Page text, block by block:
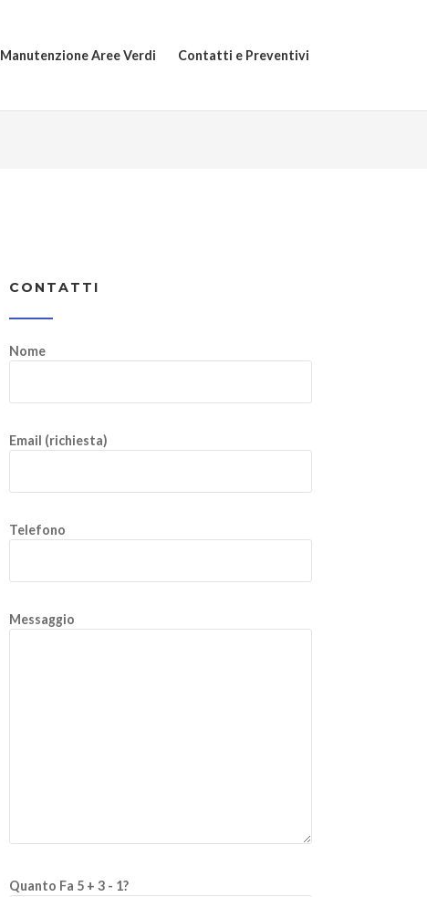
Manutenzione Aree Verdi Contatti e Preventivi
CONTATTI
Nome
Email (richiesta)
Telefono
Messaggio
Quanto Fa 5 + 3 - 1?